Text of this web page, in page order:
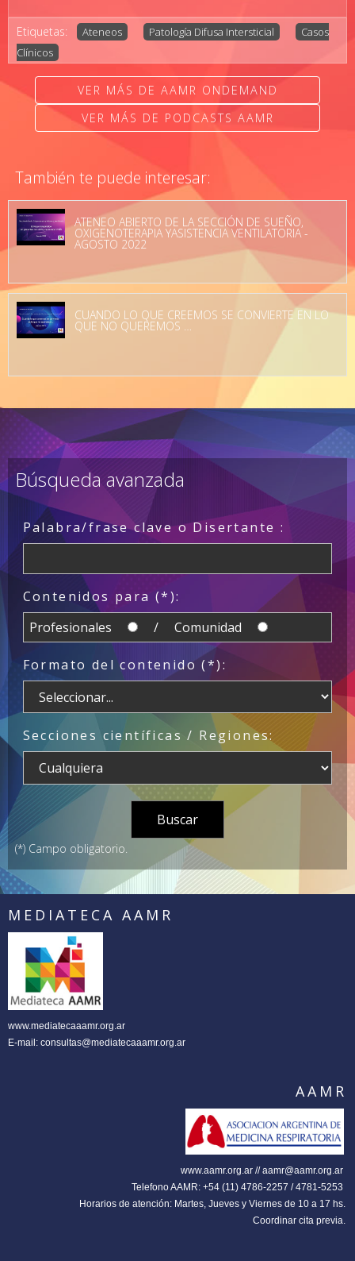
Etiquetas: Ateneos Patología Difusa Intersticial
Casos
Clínicos
VER MÁS DE AAMR ONDEMAND
VER MÁS DE PODCASTS AAMR
También te puede interesar:
ATENEO ABIERTO DE LA SECCIÓN DE SUEÑO,
OXIGENOTERAPIA YASISTENCIA VENTILATORIA -
AGOSTO 2022
CUANDO LO QUE CREEMOS SE CONVIERTE EN LO
QUE NO QUEREMOS …
Búsqueda avanzada
Palabra/frase clave o Disertante :
Contenidos para (*):
Profesionales
/ Comunidad
Formato del contenido (*):
Secciones científicas / Regiones:
(*) Campo obligatorio.
MEDIATECA AAMR
www.mediatecaaamr.org.ar
E-mail: consultas@mediatecaaamr.org.ar
AAMR
www.aamr.org.ar // aamr@aamr.org.ar
Telefono AAMR: +54 (11) 4786-2257 / 4781-5253
Horarios de atención: Martes, Jueves y Viernes de 10 a 17 hs.
Coordinar cita previa.